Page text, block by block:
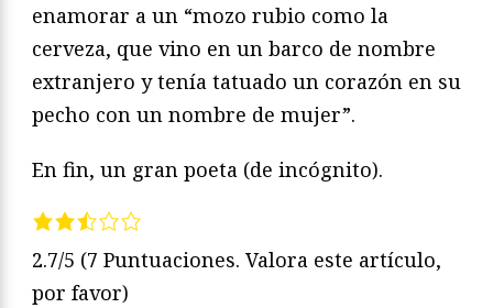
enamorar a un “mozo rubio como la
cerveza, que vino en un barco de nombre
extranjero y tenía tatuado un corazón en su
pecho con un nombre de mujer”.
En fin, un gran poeta (de incógnito).
2.7/5 (7 Puntuaciones. Valora este artículo,
por favor)